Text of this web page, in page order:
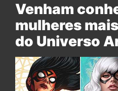
Venham
mulheres
do Universo